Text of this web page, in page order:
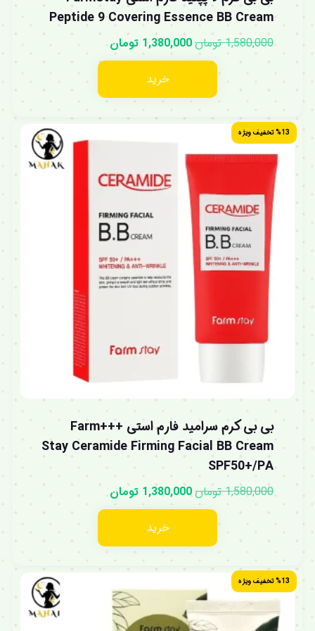
Peptide 9 Covering Essence BB Cream
1,580,000 تومان1,380,000 تومان
خرید
%13 تخفیف ویژه
بی بی کرم سرامید فارم استی +++Farm
Stay Ceramide Firming Facial BB Cream
SPF50+/PA
1,580,000 تومان1,380,000 تومان
خرید
%13 تخفیف ویژه